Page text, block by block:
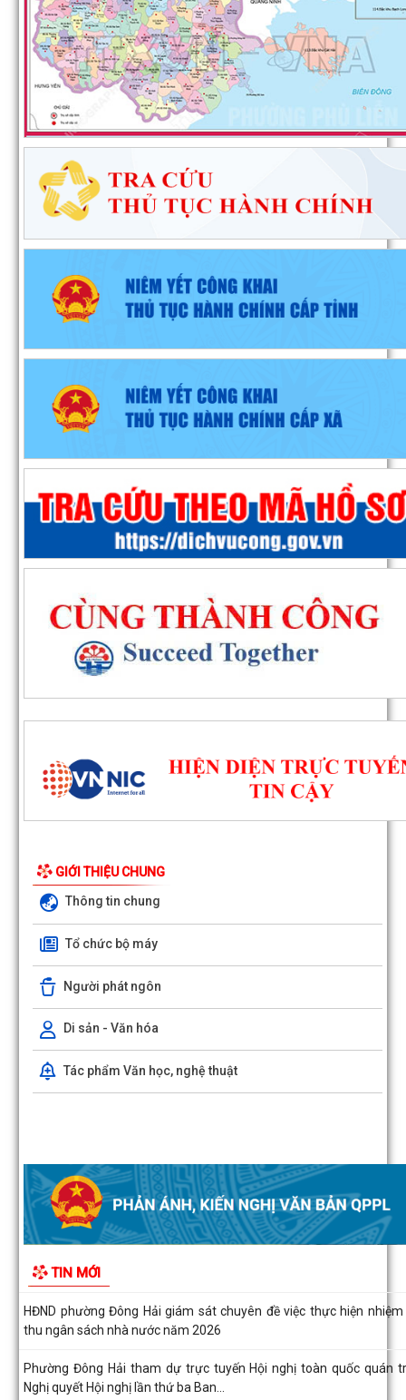
GIỚI THIỆU CHUNG
Thông tin chung
Tổ chức bộ máy
Người phát ngôn
Di sản - Văn hóa
Tác phẩm Văn học, nghệ thuật
TIN MỚI
Quyết định số 1143/QĐ-UBND ngày 03/8/2026 của UBND
Quyết định số 1142/QĐ-UBND ngày 03/8/2026 của UBND
Đông Hải về việc thu hồi đất để thực hiện...
Hải Phòng đẩy nhanh tiến độ đo đạc, lập hồ sơ địa chính và hoàn
cơ sở dữ liệu đất đai
Phường Đông Hải tổ chức sinh hoạt dưới cờ tháng 8/2026
HĐND phường Đông Hải giám sát chuyên đề việc thực hiện nhiệm
thu ngân sách nhà nước năm 2026
Phường Đông Hải tham dự trực tuyến Hội nghị toàn quốc quán
THƯ CẢM ƠN
PHƯỜNG ĐÔNG HẢI TRIỂN KHAI CHƯƠNG TRÌNH ĐỀ ÁN 06 GIAI
UBND phường Đông Hải: Quyết liệt thực hiện nhiệm vụ trọng tâm,